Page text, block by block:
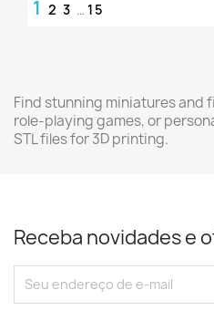
1 2 3 … 15
Find stunning miniatures and
role-playing games, or
STL files for 3D printing.
Receba novidades e